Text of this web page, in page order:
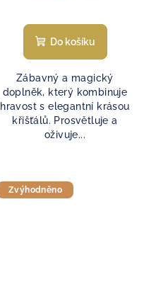
Do košíku
Zábavný a magický
doplněk, který kombinuje
hravost s elegantní krásou
křišťálů. Prosvětluje a
oživuje...
Zvýhodněno